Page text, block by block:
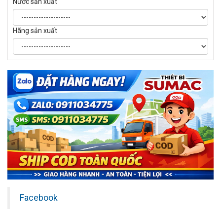
Hãng sản xuất
Facebook